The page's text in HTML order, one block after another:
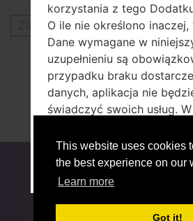
This website uses cookies
the best experience on our
Learn more
Got it!
Zaloguj sięaby opublikować
Inni modele z
LG VuCU915
LG VuCU920
LG VuTU915
DLA BLOGERÓW
korzystania z tego
O ile nie określono
Dane wymagane w
uzupełnieniu są
przypadku braku
danych, aplikacja nie
świadczyć swoich usług. W
wyraźnie wskazano, że
nie są obowiązkowe,
nie przekazywać tych
RECENZJE